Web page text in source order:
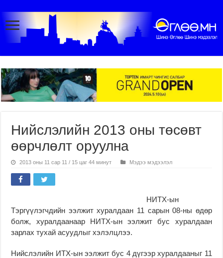
Нийслэлийн 2013 оны төсөвт
өөрчлөлт оруулна
2013 оны 11 сар 11 / 15 цаг 44 минут Мэдээ мэдээлэл
НИТХ-ын
Тэргүүлэгчдийн ээлжит хуралдаан 11 сарын 08-ны өдөр
болж, хуралдаанаар НИТХ-ын ээлжит бус хуралдаан
зарлах тухай асуудлыг хэлэлцлээ.
Нийслэлийн ИТХ-ын ээлжит бус 4 дүгээр хуралдааныг 11